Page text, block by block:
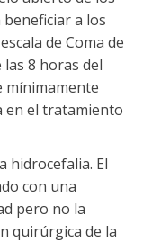
a los
de Coma de
8 horas del
mínimamente
en el tratamiento
hidrocefalia. El
con una
pero no la
quirúrgica de la